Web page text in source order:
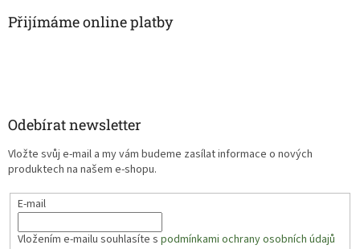
Přijímáme online platby
Odebírat newsletter
Vložte svůj e-mail a my vám budeme zasílat informace o nových
produktech na našem e-shopu.
E-mail
Vložením e-mailu souhlasíte s podmínkami ochrany osobních údajů